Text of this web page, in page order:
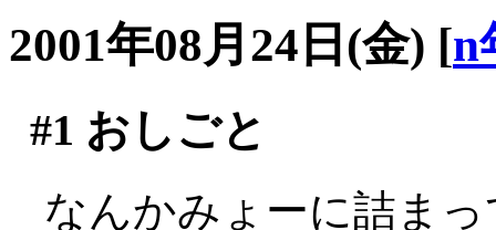
2001年08月24日(金) [n
#1 おしごと
なんかみょーに詰ま